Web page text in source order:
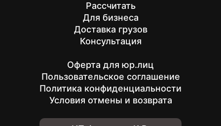
Рассчитать
Для бизнеса
Доставка грузов
Консультация
Оферта для юр.лиц
Пользовательское соглашение
Политика конфиденциальности
Условия отмены и возврата